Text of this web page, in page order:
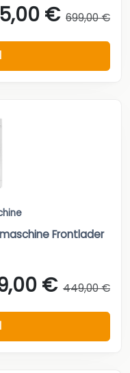
€ 699,00 €
Frontlader
€ 449,00 €